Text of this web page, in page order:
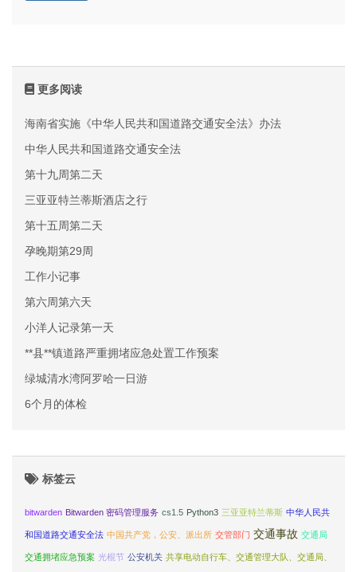
更多阅读
海南省实施《中华人民共和国道路交通安全法》办法
中华人民共和国道路交通安全法
第十九周第二天
三亚亚特兰蒂斯酒店之行
第十五周第二天
孕晚期第29周
工作小记事
第六周第六天
小洋人记录第一天
**县**镇道路严重拥堵应急处置工作预案
绿城清水湾阿罗哈一日游
6个月的体检
标签云
bitwarden Bitwarden 密码管理服务 cs1.5 Python3 三亚亚特兰蒂斯 中华人民共
和国道路交通安全法 中国共产党，公安、派出所 交管部门 交通事故 交通局
交通拥堵应急预案 光棍节 公安机关 共享电动自行车、交通管理大队、交通局、